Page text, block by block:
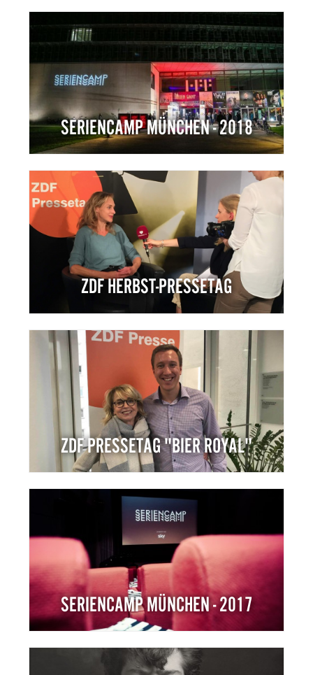
SERIENCAMP MÜNCHEN - 2018
ZDF HERBST-PRESSETAG
ZDF PRESSETAG "BIER ROYAL"
SERIENCAMP MÜNCHEN - 2017